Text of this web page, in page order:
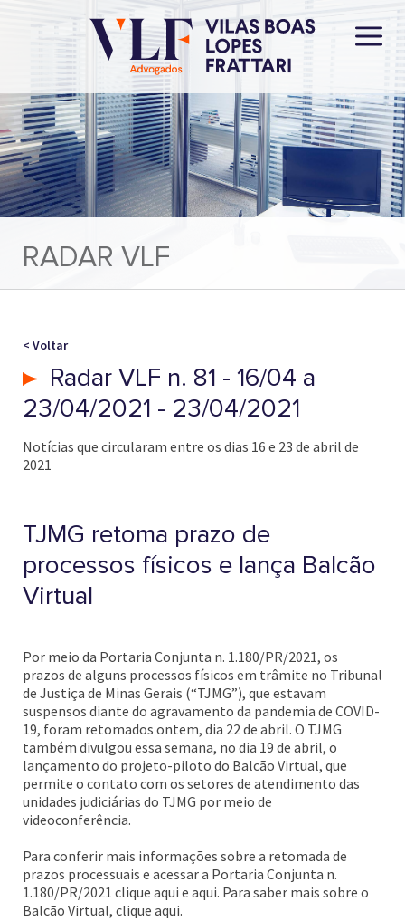
RADAR VLF
< Voltar
Radar VLF n. 81 - 16/04 a
23/04/2021 - 23/04/2021
Notícias que circularam entre os dias 16 e 23 de abril de
2021
TJMG retoma prazo de
processos físicos e lança Balcão
Virtual
Por meio da Portaria Conjunta n. 1.180/PR/2021, os
prazos de alguns processos físicos em trâmite no Tribunal
de Justiça de Minas Gerais (“TJMG”), que estavam
suspensos diante do agravamento da pandemia de COVID-
19, foram retomados ontem, dia 22 de abril. O TJMG
também divulgou essa semana, no dia 19 de abril, o
lançamento do projeto-piloto do Balcão Virtual, que
permite o contato com os setores de atendimento das
unidades judiciárias do TJMG por meio de
videoconferência.
Para conferir mais informações sobre a retomada de
prazos processuais e acessar a Portaria Conjunta n.
1.180/PR/2021 clique aqui e aqui. Para saber mais sobre o
Balcão Virtual, clique aqui.